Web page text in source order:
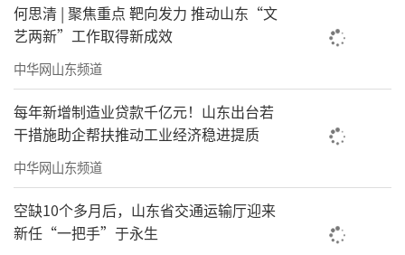
何思清 | 聚焦重点 靶向发力 推动山东“文
艺两新”工作取得新成效
中华网山东频道
每年新增制造业贷款千亿元！山东出台若
干措施助企帮扶推动工业经济稳进提质
中华网山东频道
空缺10个多月后，山东省交通运输厅迎来
新任“一把手”于永生